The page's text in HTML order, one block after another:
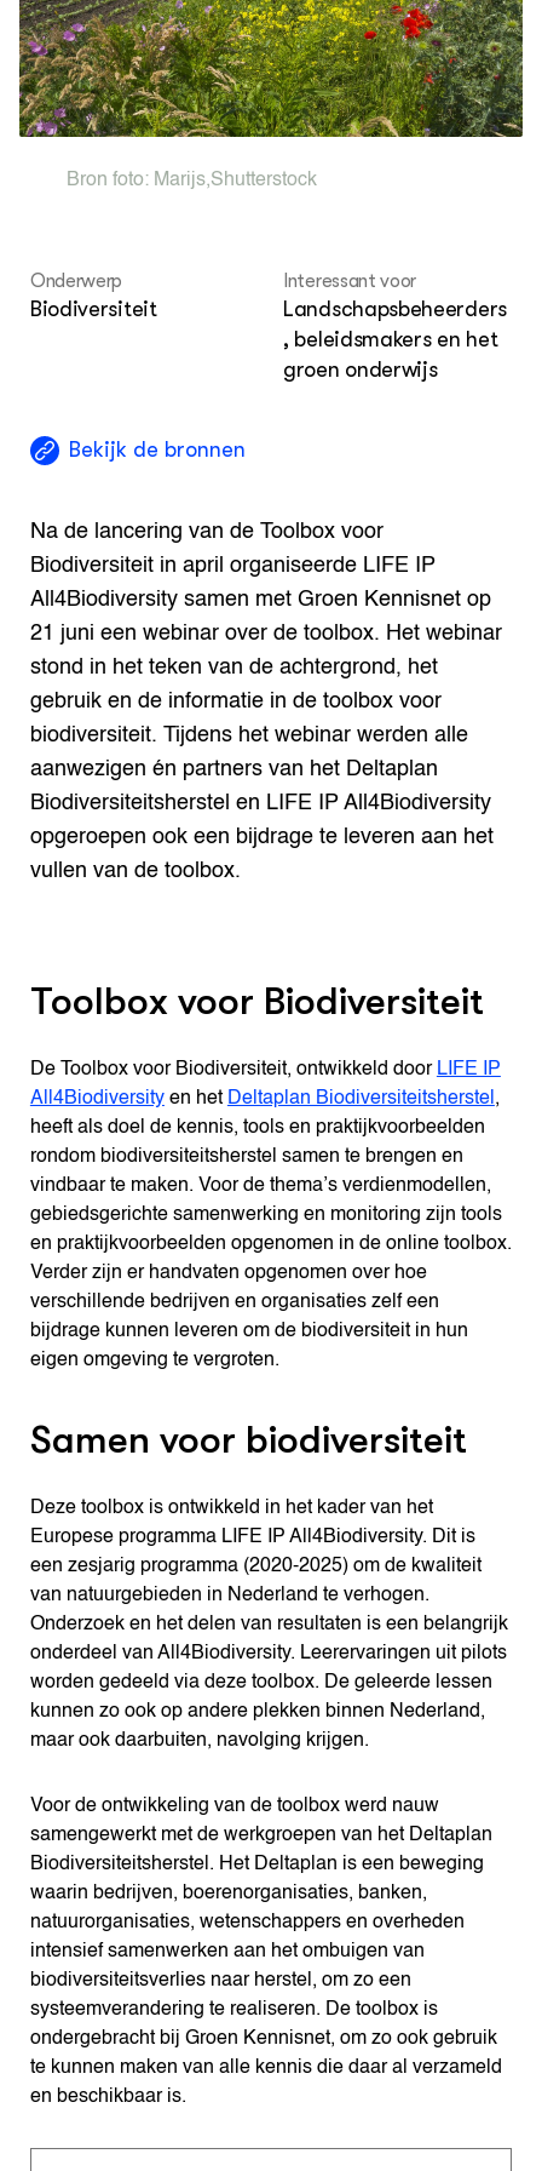
Agenda
Dossiers
ZIE OOK
Leermateriaal op niveau
Projecten
Over ons
Kennisportaal Boerenlandvogels
Bron foto: Marijs,Shutterstock
Onderwerp
Biodiversiteit
Interessant voor
Landschapsbeheerders
, beleidsmakers en het
groen onderwijs
Bekijk de bronnen
Na de lancering van de Toolbox voor
Biodiversiteit in april organiseerde LIFE IP
All4Biodiversity samen met Groen Kennisnet op
21 juni een webinar over de toolbox. Het webinar
stond in het teken van de achtergrond, het
gebruik en de informatie in de toolbox voor
biodiversiteit. Tijdens het webinar werden alle
aanwezigen én partners van het Deltaplan
Biodiversiteitsherstel en LIFE IP All4Biodiversity
opgeroepen ook een bijdrage te leveren aan het
vullen van de toolbox.
Toolbox voor Biodiversiteit
De Toolbox voor Biodiversiteit, ontwikkeld door LIFE IP
All4Biodiversityen het Deltaplan Biodiversiteitsherstel ,
heeft als doel de kennis, tools en praktijkvoorbeelden
rondom biodiversiteitsherstel samen te brengen en
vindbaar te maken. Voor de thema’s verdienmodellen,
gebiedsgerichte samenwerking en monitoring zijn tools
en praktijkvoorbeelden opgenomen in de online toolbox.
Verder zijn er handvaten opgenomen over hoe
verschillende bedrijven en organisaties zelf een
bijdrage kunnen leveren om de biodiversiteit in hun
eigen omgeving te vergroten.
Samen voor biodiversiteit
Deze toolbox is ontwikkeld in het kader van het
Europese programma LIFE IP All4Biodiversity. Dit is
een zesjarig programma (2020-2025) om de kwaliteit
van natuurgebieden in Nederland te verhogen.
Onderzoek en het delen van resultaten is een belangrijk
onderdeel van All4Biodiversity. Leerervaringen uit pilots
worden gedeeld via deze toolbox. De geleerde lessen
kunnen zo ook op andere plekken binnen Nederland,
maar ook daarbuiten, navolging krijgen.
Voor de ontwikkeling van de toolbox werd nauw
samengewerkt met de werkgroepen van het Deltaplan
Biodiversiteitsherstel. Het Deltaplan is een beweging
waarin bedrijven, boerenorganisaties, banken,
natuurorganisaties, wetenschappers en overheden
intensief samenwerken aan het ombuigen van
biodiversiteitsverlies naar herstel, om zo een
systeemverandering te realiseren. De toolbox is
ondergebracht bij Groen Kennisnet, om zo ook gebruik
te kunnen maken van alle kennis die daar al verzameld
en beschikbaar is.